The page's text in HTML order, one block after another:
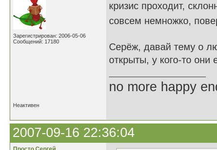
Зарегистрирован: 2006-05-06
Сообщений: 17180
кризис проходит,
совсем немножко,
Серёж, давай тему о
открыты, у кого-то
no more happy
Неактивен
2007-09-16 22:36:04